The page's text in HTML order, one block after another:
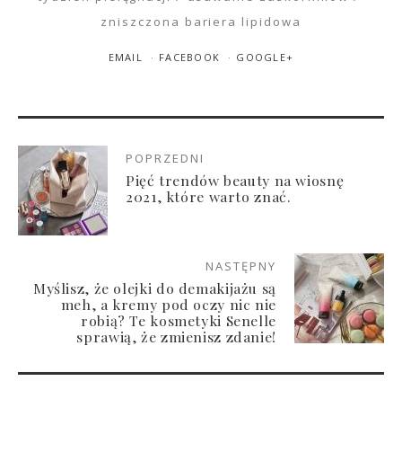
zniszczona bariera lipidowa
EMAIL FACEBOOK GOOGLE+
POPRZEDNI
Pięć trendów beauty na wiosnę
2021, które warto znać.
NASTĘPNY
Myślisz, że olejki do demakijażu są
meh, a kremy pod oczy nic nie
robią? Te kosmetyki Senelle
sprawią, że zmienisz zdanie!